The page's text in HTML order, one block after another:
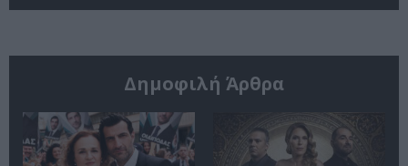
Δημοφιλή Άρθρα